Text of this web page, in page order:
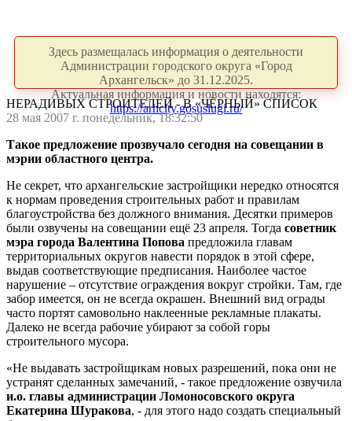
Здесь размещалась информация о деятельности
Администрации городского округа «Город
Архангельск» до 31.12.2025.
Актуальная информация и новости находятся:
https://arhcity.gosuslugi.ru/
НЕРАДИВЫХ СТРОИТЕЛЕЙ - В «ЧЁРНЫЙ» СПИСОК
28 мая 2007 г. понедельник, 18:32:50
Такое предложение прозвучало сегодня на совещании в
мэрии областного центра.
Не секрет, что архангельские застройщики нередко относятся
к нормам проведения строительных работ и правилам
благоустройства без должного внимания. Десятки примеров
были озвучены на совещании ещё 23 апреля. Тогда советник
мэра города Валентина Попова предложила главам
территориальных округов навести порядок в этой сфере,
выдав соответствующие предписания. Наиболее частое
нарушение – отсутствие ограждения вокруг стройки. Там, где
забор имеется, он не всегда окрашен. Внешний вид ограды
часто портят самовольно наклеенные рекламные плакаты.
Далеко не всегда рабочие убирают за собой горы
строительного мусора.
«Не выдавать застройщикам новых разрешений, пока они не
устранят сделанных замечаний, - такое предложение озвучила
и.о. главы администрации Ломоносовского округа
Екатерина Шуракова, - для этого надо создать специальный